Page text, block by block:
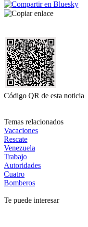
Código QR de esta noticia
Temas relacionados
Vacaciones
Rescate
Venezuela
Trabajo
Autoridades
Cuatro
Bomberos
Te puede interesar